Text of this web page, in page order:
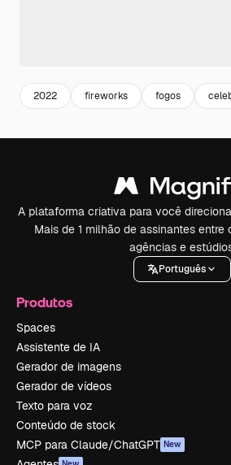
2022 fireworks fogos
A plataforma criativa para você
Mais de 1 milhão de assinantes entre
agências e
Português
Produtos
Spaces
Assistente de IA
Gerador de imagens
Gerador de vídeos
Texto para voz
Conteúdo de stock
MCP para Claude/ChatGPT New